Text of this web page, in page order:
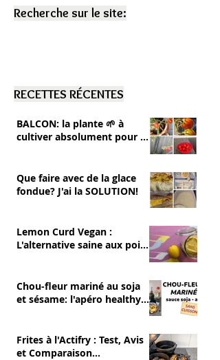
Recherche sur le site:
RECETTES RÉCENTES
BALCON: la plante 🌱 à
cultiver absolument pour se
Que faire avec de la glace
fondue? J'ai la SOLUTION!
Lemon Curd Vegan :
L'alternative saine aux pois
Chou-fleur mariné au soja
et sésame: l'apéro healthy
Frites à l'Actifry : Test, Avis
et Comparaison